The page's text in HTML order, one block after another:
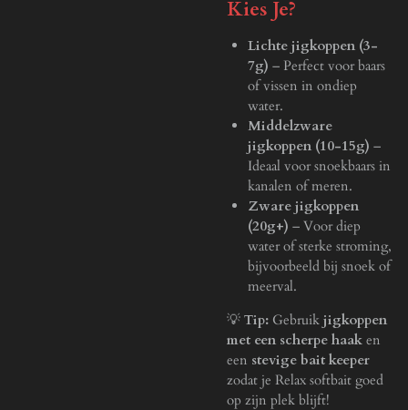
Kies Je?
Lichte jigkoppen (3-
7g) – Perfect voor baars
of vissen in ondiep
water.
Middelzware
jigkoppen (10-15g) –
Ideaal voor snoekbaars in
kanalen of meren.
Zware jigkoppen
(20g+) – Voor diep
water of sterke stroming,
bijvoorbeeld bij snoek of
meerval.
💡 Tip: Gebruik jigkoppen
met een scherpe haak en
een stevige bait keeper
zodat je Relax softbait goed
op zijn plek blijft!